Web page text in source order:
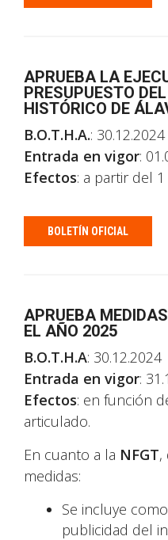
APRUEBA LA
PRESUPUESTO
HISTÓRICO DE
B.O.T.H.A.: 30.12.2024
Entrada en vigor:
Efectos: a partir del
BOLETÍN OFICIAL
APRUEBA
EL AÑO 2025
B.O.T.H.A: 30.12.2024
Entrada en vigor:
Efectos: en función
articulado.
En cuanto a la NFGT,
medidas:
Se incluye
publicidad del